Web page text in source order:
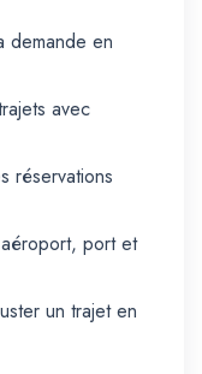
demande en
avec
réservations
port et
un trajet en